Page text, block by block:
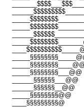
_____§§§§§§§§___@@
______§§§§§§___@@
______§§§§§§__@@
_____§§§§§§§§@@
____§§§§§§§§§@